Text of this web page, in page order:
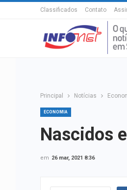
Classificados Contato
Principal Notícias
ECONOMIA
Nascidos
em 26 mar, 2021 8:36